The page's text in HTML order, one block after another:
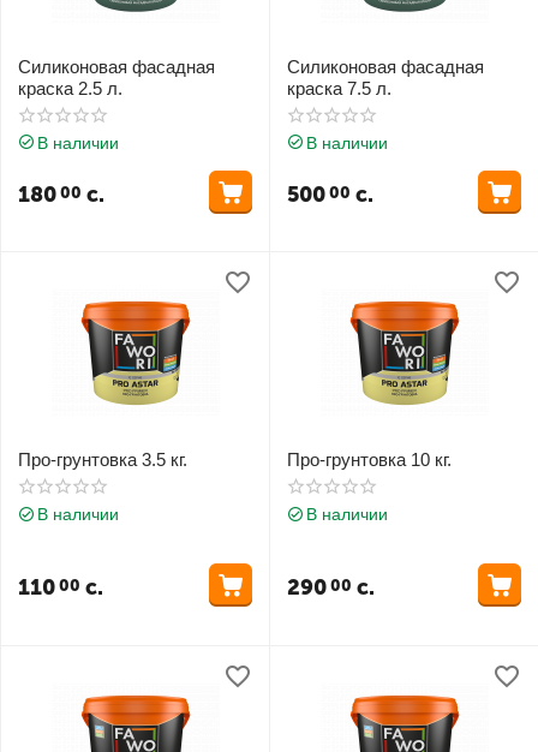
Силиконовая фасадная
краска 2.5 л.
В наличии
18000 с.
Силиконовая фасадная
краска 7.5 л.
В наличии
50000 с.
Про-грунтовка 3.5 кг.
В наличии
11000 с.
Про-грунтовка 10 кг.
В наличии
29000 с.